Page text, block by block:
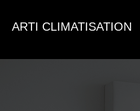
ARTI CLIMATISATION